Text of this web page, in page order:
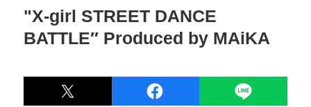
"X-girl STREET DANCE
BATTLE″ Produced by MAiKA